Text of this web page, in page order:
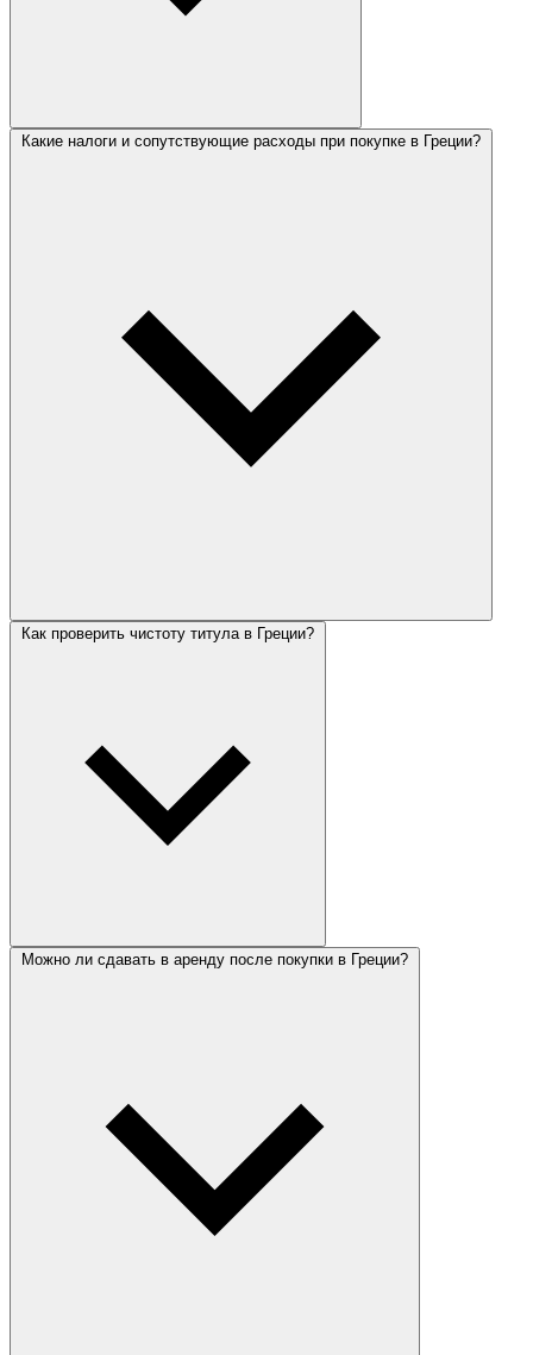
Какие налоги и сопутствующие расходы при покупке в Греции?
Как проверить чистоту титула в Греции?
Можно ли сдавать в аренду после покупки в Греции?